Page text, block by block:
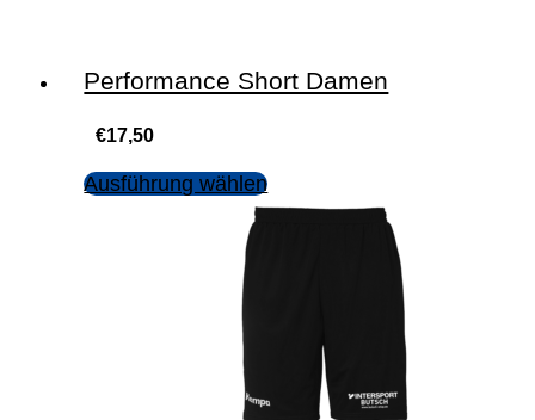
Performance Short Damen
€17,50
Ausführung wählen